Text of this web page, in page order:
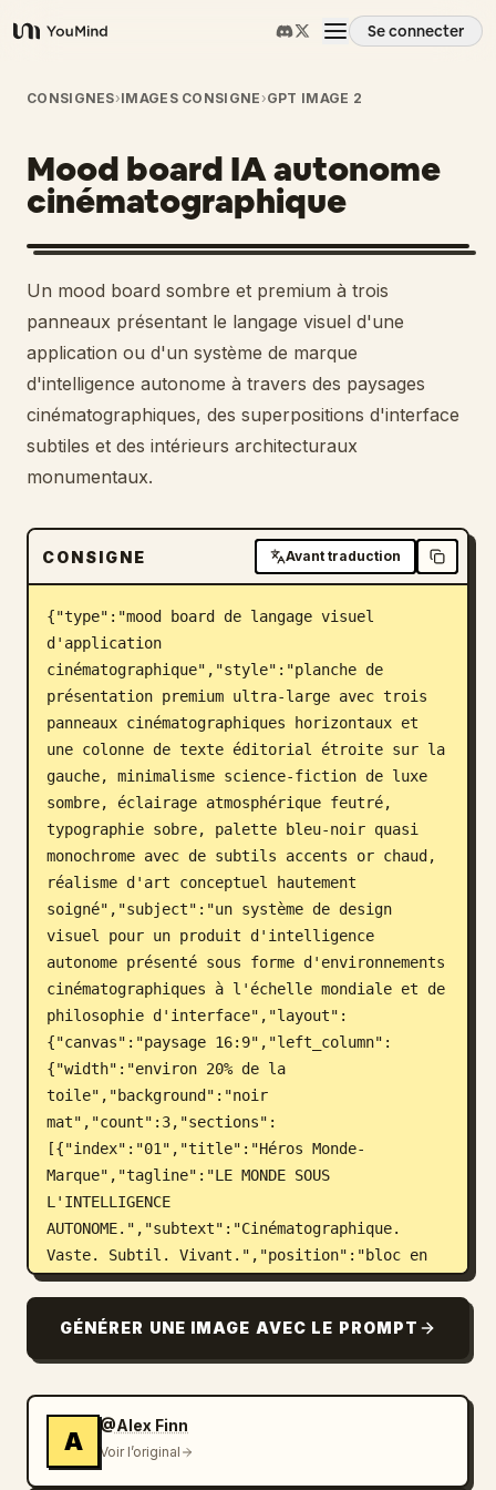
YouMind
Se connecter
Aperçu
Cas d'usage
Compétences
Invites
Tarifs
Télécharger
Blog
CONSIGNES›IMAGES CONSIGNE ›GPT IMAGE 2
Mood board IA autonome
cinématographique
Un mood board sombre et premium à trois
panneaux présentant le langage visuel d'une
application ou d'un système de marque
d'intelligence autonome à travers des paysages
cinématographiques, des superpositions d'interface
subtiles et des intérieurs architecturaux
monumentaux.
CONSIGNE Avant traduction
{"type":"mood board de langage visuel
d'application
cinématographique","style":"planche de
présentation premium ultra-large avec trois
panneaux cinématographiques horizontaux et
une colonne de texte éditorial étroite sur la
gauche, minimalisme science-fiction de luxe
sombre, éclairage atmosphérique feutré,
typographie sobre, palette bleu-noir quasi
monochrome avec de subtils accents or chaud,
réalisme d'art conceptuel hautement
soigné","subject":"un système de design
visuel pour un produit d'intelligence
autonome présenté sous forme d'environnements
cinématographiques à l'échelle mondiale et de
philosophie d'interface","layout":
{"canvas":"paysage 16:9","left_column":
{"width":"environ 20% de la
toile","background":"noir
mat","count":3,"sections":
[{"index":"01","title":"Héros Monde-
Marque","tagline":"LE MONDE SOUS
L'INTELLIGENCE
AUTONOME.","subtext":"Cinématographique.
Vaste. Subtil. Vivant.","position":"bloc en
haut à gauche"},{"index":"02","title":"Héros
Monde","tagline":"L'INTERFACE EST UNE
FENÊTRE, PAS LE MONDE.","subtext":"Échelle
vue.","position":"bloc au milieu à gauche"},
{"index":"03","title":"Héros Cœur-Autonome
Intérieur","tagline":"LE CŒUR OPÈRE.
GÉNÉRER UNE IMAGE AVEC LE PROMPT
A
@Alex Finn
Voir l’original